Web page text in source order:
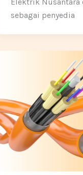
sebagai penyedia